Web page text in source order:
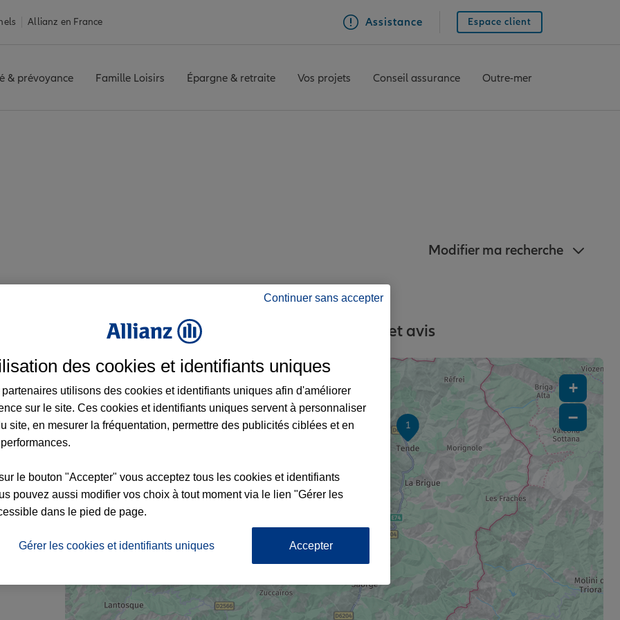
Allianz en France Assistance Espace client
& prévoyance Famille Loisirs Épargne & retraite Vos projets Conseil assurance Outre-mer
Modifier ma recherche
à Tende et aux alentours : adresses, contacts et avis
1
+
−
Continuer sans accepter
des cookies et identifiants uniques
partenaires utilisons des cookies et identifiants uniques afin d'améliorer
sur le site. Ces cookies et identifiants uniques servent à personnaliser
site, en mesurer la fréquentation, permettre des publicités ciblées et en
le bouton "Accepter" vous acceptez tous les cookies et identifiants
pouvez aussi modifier vos choix à tout moment via le lien "Gérer les
dans le pied de page.
Gérer les cookies et identifiants uniques Accepter